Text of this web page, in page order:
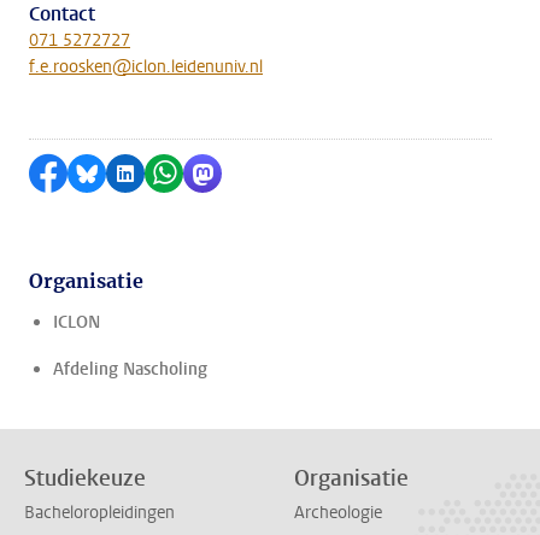
Contact
071 5272727
f.e.roosken@iclon.leidenuniv.nl
Delen op Facebook
Delen via Bluesky
Delen op LinkedIn
Delen via WhatsApp
Delen via Mastodon
Organisatie
ICLON
Afdeling Nascholing
Studiekeuze
Bacheloropleidingen
Organisatie
Archeologie